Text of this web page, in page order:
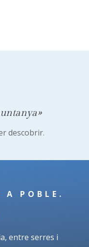
descobrir.
A POBLE.
entre serres i